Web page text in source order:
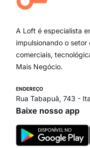
Ipiranga
Paraíso
Itaim Bibi
A Loft é especialista
impulsionando o
comerciais,
Mais Negócio.
ENDEREÇO
Rua Tabapuã, 743 -
Baixe nosso app